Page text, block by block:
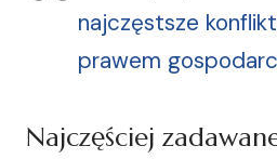
najczęstsze
prawem
Najczęściej